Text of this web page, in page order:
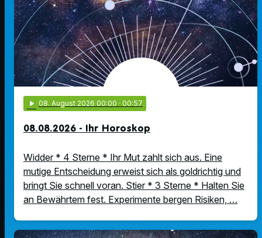
play_arrow 08. August 2026 00:00 · 00:57
08.08.2026 - Ihr Horoskop
Widder * 4 Sterne * Ihr Mut zahlt sich aus. Eine
mutige Entscheidung erweist sich als goldrichtig und
bringt Sie schnell voran. Stier * 3 Sterne * Halten Sie
an Bewährtem fest. Experimente bergen Risiken, …